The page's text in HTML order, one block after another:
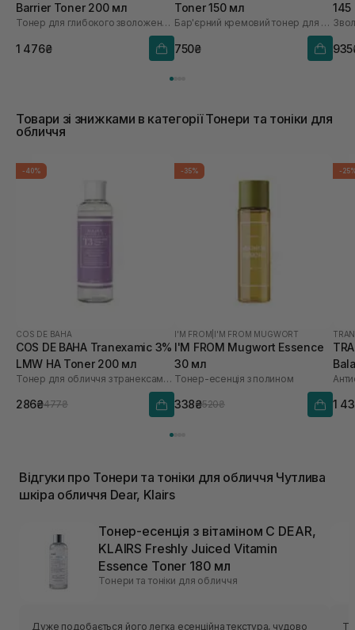
Barrier Toner 200 мл
Тонер для глибокого зволоження з лізатом біфідобактерій 85%
1 476₴
Toner 150 мл
Бар'єрний кремовий тонер для обличчя
750₴
Товари зі знижками в категорії Тонери та тоніки для
обличчя
-40%
COS DE BAHA
COS DE BAHA Tranexamic 3%
LMW HA Toner 200 мл
Тонер для обличчя з транексамовою кислотою
286₴477₴
-35%
I'M FROM I'M FROM MUGWORT
I'M FROM Mugwort Essence
30 мл
Тонер-есенція з полином
338₴520₴
-
1
Відгуки про Тонери та тоніки для обличчя Чутлива
шкіра обличчя Dear, Klairs
Тонер-есенція з вітаміном C DEAR,
KLAIRS Freshly Juiced Vitamin
Essence Toner 180 мл
Тонери та тоніки для обличчя
Дуже подобається його легка есенційна текстура, чудово